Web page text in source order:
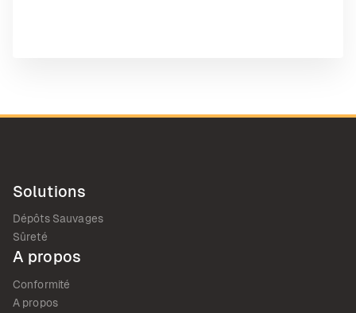
Solutions
Dépôts Sauvages
Sûreté
A propos
Conformité
A propos